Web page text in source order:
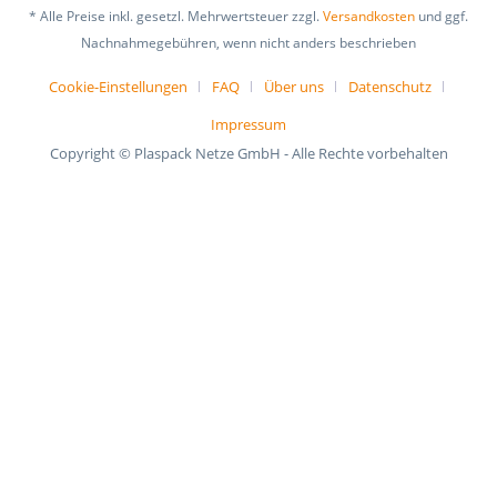
* Alle Preise inkl. gesetzl. Mehrwertsteuer zzgl.Versandkosten und ggf.
Nachnahmegebühren, wenn nicht anders beschrieben
Cookie-Einstellungen FAQ Über uns
Datenschutz
Impressum
Copyright © Plaspack Netze GmbH - Alle Rechte vorbehalten